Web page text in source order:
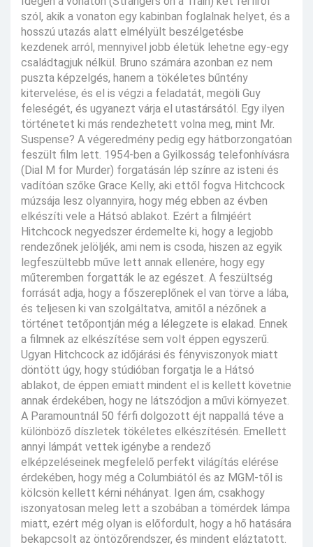
szól, akik a vonaton egy kabinban foglalnak helyet, és a
hosszú utazás alatt elmélyült beszélgetésbe
kezdenek arról, mennyivel jobb életük lehetne egy-egy
családtagjuk nélkül. Bruno számára azonban ez nem
puszta képzelgés, hanem a tökéletes bűntény
kitervelése, és el is végzi a feladatát, megöli Guy
feleségét, és ugyanezt várja el utastársától. Egy ilyen
történetet ki más rendezhetett volna meg, mint Mr.
Suspense? A végeredmény pedig egy hátborzongatóan
feszült film lett. 1954-ben a Gyilkosság telefonhívásra
(Dial M for Murder) forgatásán lép színre az isteni és
vadítóan szőke Grace Kelly, aki ettől fogva Hitchcock
múzsája lesz olyannyira, hogy még ebben az évben
elkészíti vele a Hátsó ablakot. Ezért a filmjéért
Hitchcock negyedszer érdemelte ki, hogy a legjobb
rendezőnek jelöljék, ami nem is csoda, hiszen az egyik
legfeszültebb műve lett annak ellenére, hogy egy
műteremben forgatták le az egészet. A feszültség
forrását adja, hogy a főszereplőnek el van törve a lába,
és teljesen ki van szolgáltatva, amitől a nézőnek a
történet tetőpontján még a lélegzete is elakad. Ennek
a filmnek az elkészítése sem volt éppen egyszerű.
Ugyan Hitchcock az időjárási és fényviszonyok miatt
döntött úgy, hogy stúdióban forgatja le a Hátsó
ablakot, de éppen emiatt mindent el is kellett követnie
annak érdekében, hogy ne látszódjon a művi környezet.
A Paramountnál 50 férfi dolgozott éjt nappallá téve a
különböző díszletek tökéletes elkészítésén. Emellett
annyi lámpát vettek igénybe a rendező
elképzeléseinek megfelelő perfekt világítás elérése
érdekében, hogy még a Columbiától és az MGM-től is
kölcsön kellett kérni néhányat. Igen ám, csakhogy
iszonyatosan meleg lett a szobában a tömérdek lámpa
miatt, ezért még olyan is előfordult, hogy a hő hatására
bekapcsolt az öntözőrendszer, és mindent eláztatott.